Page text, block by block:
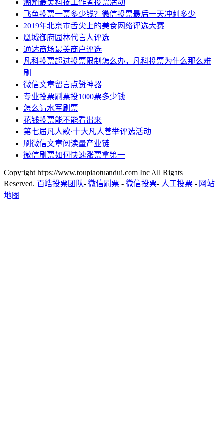
潮州最美科技工作者投票活动
飞鱼投票一票多少钱？微信投票最后一天冲刺多少
2019年北京市舌尖上的美食网络评选大赛
凰城御府园林代言人评选
通达商场最美商户评选
凡科投票超过投票限制怎么办，凡科投票为什么那么难
刷
微信文章留言点赞神器
专业投票刷票投1000票多少钱
怎么请水军刷票
花钱投票能不能看出来
第七届凡人歌·十大凡人善举评选活动
刷微信文章阅读量产业链
微信刷票如何快速涨票拿第一
Copyright https://www.toupiaotuandui.com Inc All Rights
Reserved. 百皓投票团队- 微信刷票 - 微信投票- 人工投票 - 网站
地图